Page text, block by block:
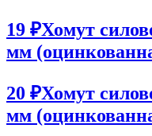
19 ₽Хомут
мм
20 ₽Хомут
мм